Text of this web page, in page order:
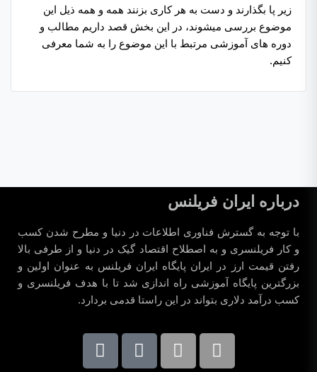
زیر پا بگذارند و دست به هر کاری بزنند همه و همه ذیل این
موضوع بررسی میشوند، در این بخش قصد داریم مطالب و
دوره های آموزشی مرتبط با این موضوع را به شما معرفی
کنیم.
درباره ایران فریلنس
با توجه به گسترش فناوری اطلاعات در دنیا و مطرح شدن کسب
و کار فریلنسری و به اصطلاح اقتصاد گیک در دنیا و از طرفی بالا
رفتن قیمت ارز در ایران پایگاه ایران فریلنس به عنوان اولین و
بزرگترین پایگاه آموزشی راه اندازی شد تا با هدف فریلنسری و
کسب درآمد دلاری بتواند در این راستا قدمی بردارد.